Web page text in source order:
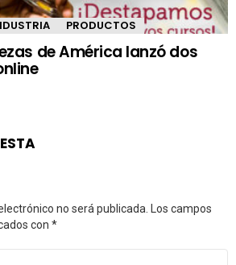
PRODUCTOS
de América lanzó dos
no será publicada.
Los campos
con *